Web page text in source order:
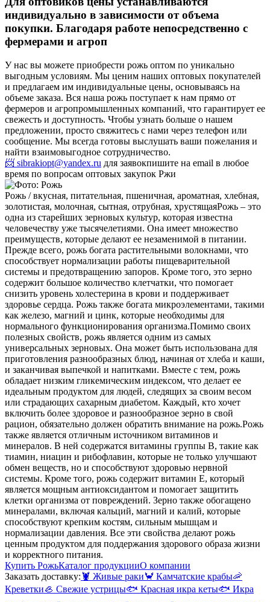
индивидуально в зависимости от объема
покупки. Благодаря работе непосредственно с
фермерами и агроп
У нас вы можете приобрести рожь оптом по уникально
выгодным условиям. Мы ценим наших оптовых покупателей
и предлагаем им индивидуальные цены, основываясь на
объеме заказа. Вся наша рожь поступает к нам прямо от
фермеров и агропромышленных компаний, что гарантирует ее
свежесть и доступность. Чтобы узнать больше о нашем
предложении, просто свяжитесь с нами через телефон или
сообщение. Мы всегда готовы выслушать ваши пожелания и
найти взаимовыгодное сотрудничество.
📨 sibrakiopt@yandex.ru для заявокпишите на email в любое
время по вопросам оптовых закупок Ржи
Рожь / вкусная, питательная, пшеничная, ароматная, хлебная,
золотистая, молочная, сытная, отрубная, хрустящаяРожь – это
одна из старейших зерновых культур, которая известна
человечеству уже тысячелетиями. Она имеет множество
преимуществ, которые делают ее незаменимой в питании.
Прежде всего, рожь богата растительными волокнами, что
способствует нормализации работы пищеварительной
системы и предотвращению запоров. Кроме того, это зерно
содержит большое количество клетчатки, что помогает
снизить уровень холестерина в крови и поддерживает
здоровье сердца. Рожь также богата микроэлементами, такими
как железо, магний и цинк, которые необходимы для
нормального функционирования организма.Помимо своих
полезных свойств, рожь является одним из самых
универсальных зерновых. Она может быть использована для
приготовления разнообразных блюд, начиная от хлеба и каши,
и заканчивая выпечкой и напитками. Вместе с тем, рожь
обладает низким гликемическим индексом, что делает ее
идеальным продуктом для людей, следящих за своим весом
или страдающих сахарным диабетом. Каждый, кто хочет
включить более здоровое и разнообразное зерно в свой
рацион, обязательно должен обратить внимание на рожь.Рожь
также является отличным источником витаминов и
минералов. В ней содержатся витамины группы B, такие как
тиамин, ниацин и рибофлавин, которые не только улучшают
обмен веществ, но и способствуют здоровью нервной
системы. Кроме того, рожь содержит витамин Е, который
является мощным антиоксидантом и помогает защитить
клетки организма от повреждений. Зерно также обогащено
минералами, включая кальций, магний и калий, которые
способствуют крепким костям, сильным мышцам и
нормализации давления. Все эти свойства делают рожь
ценным продуктом для поддержания здорового образа жизни
и корректного питания.
Купить РожьКаталог продукцииО компании
Заказать доставку: 🦞 Живые раки🦀 Камчатские крабы🦐
Креветки🦪 Свежие устрицы🐟 Красная икра кеты🐟 Икра